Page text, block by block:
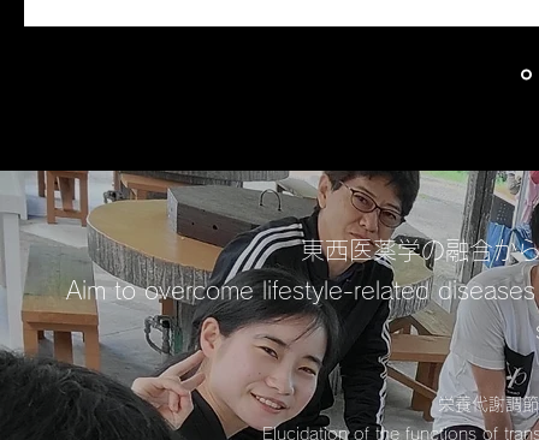
東西医薬学の融合か
Aim to overcome lifestyle-related
栄養代謝調
Elucidation of the functions of